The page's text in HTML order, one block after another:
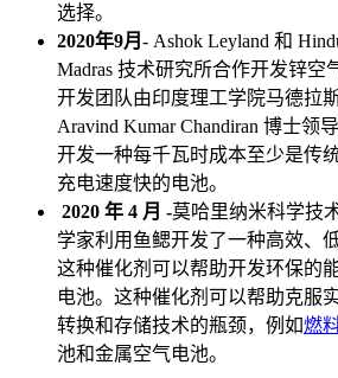
选择。
2020年9月 - Ashok Leyland 和
Madras 技术研究所合作开发锌空
开发团队由印度理工学院马德拉
Aravind Kumar Chandiran 博士领
开发一种每千瓦时成本至少是传
充电速度快的电池。
2020 年 4 月 -莫哈里纳米科学技
学家利用鱼鳃开发了一种高效、
这种催化剂可以帮助开发环保的
电池。这种催化剂可以帮助克服
转换和存储技术的瓶颈，例如燃
池和金属空气电池。